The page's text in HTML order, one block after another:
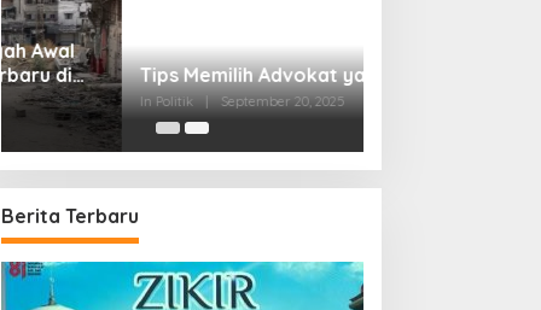
Tips Memilih Advokat yang Tepat
In Politik | September 20, 2025
Berita Terbaru